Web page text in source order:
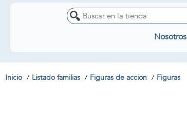
Nosotros
Inicio Listado familias Figuras de accion Figuras